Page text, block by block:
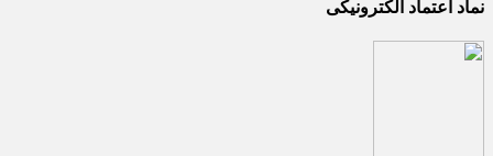
نماد اعتماد الکترونیکی